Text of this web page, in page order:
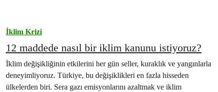
İklim Krizi
12 maddede nasıl bir iklim kanunu istiyoruz?
İklim değişikliğinin etkilerini her gün seller, kuraklık ve yangınlarla
deneyimliyoruz. Türkiye, bu değişiklikleri en fazla hisseden
ülkelerden biri. Sera gazı emisyonlarını azaltmak ve iklim